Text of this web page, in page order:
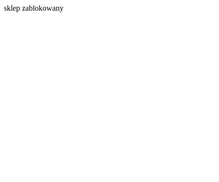
sklep zablokowany